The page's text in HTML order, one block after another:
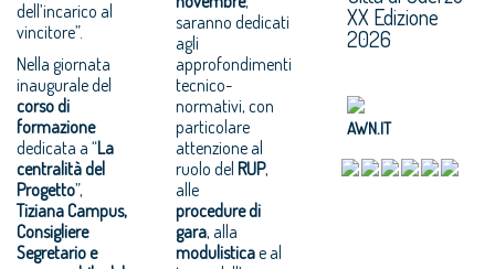
dell’incarico al
vincitore”.
Nella giornata
inaugurale del
corso di
formazione
dedicata a “La
centralità del
Progetto”,
Tiziana Campus,
Consigliere
Segretario e
saranno dedicati
agli
approfondimenti
tecnico-
normativi, con
particolare
attenzione al
ruolo delRUP,
alle
procedure di
gara, alla
modulisticae al
XX Edizione
2026
AWN.IT